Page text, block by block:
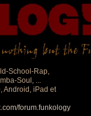
School-Rap,
Soul, ...
Android, iPad et
forum.funkology